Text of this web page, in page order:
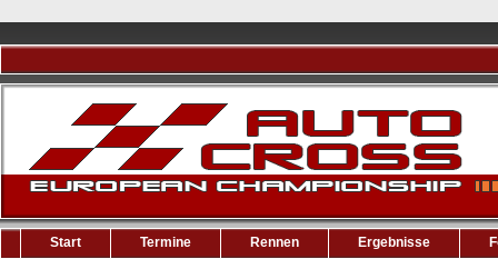
Start Termine Rennen Ergebnisse